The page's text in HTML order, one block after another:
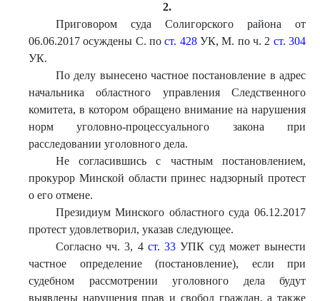
2.
Приговором суда Солигорского района от
06.06.2017 осуждены С. пост. 428УК, М. по ч. 2 ст. 304
УК.
По делу вынесено частное постановление в адрес
начальника областного управления Следственного
комитета, в котором обращено внимание на нарушения
норм уголовно-процессуального закона при
расследовании уголовного дела.
Не согласившись с частным постановлением,
прокурор Минской области принес надзорный протест
о его отмене.
Президиум Минского областного суда 06.12.2017
протест удовлетворил, указав следующее.
Согласно чч. 3, 4 ст. 33 УПК суд может вынести
частное определение (постановление), если при
судебном рассмотрении уголовного дела будут
выявлены нарушения прав и свобод граждан, а также